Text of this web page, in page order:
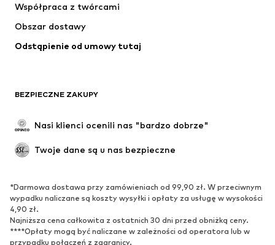
Kurtki
Bielizna
Płaszcze
Spódnice
Specjalne okazje
Nowości
Na czasie
Trampki & sneakersy
Czółenka & buty na obcasie
Kozaki
Sandały
Współpraca z twórcami
Obszar dostawy
Odstąpienie od umowy tutaj
BEZPIECZNE ZAKUPY
Nasi klienci ocenili nas "bardzo dobrze"
Twoje dane są u nas bezpieczne
*Darmowa dostawa przy zamówieniach od 99,90 zł. W przeciwnym
wypadku naliczane są koszty wysyłki i opłaty za usługę w wysokości
4,90 zł.
Najniższa cena całkowita z ostatnich 30 dni przed obniżką ceny.
****Opłaty mogą być naliczane w zależności od operatora lub w
przypadku połączeń z zagranicy.